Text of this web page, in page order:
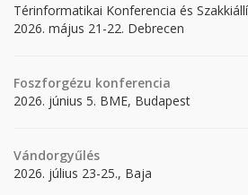
Térinformatikai Konferencia és
2026. május 21-22. Debrecen
Foszforgézu konferencia
2026. június 5. BME, Budapest
Vándorgyűlés
2026. július 23-25., Baja